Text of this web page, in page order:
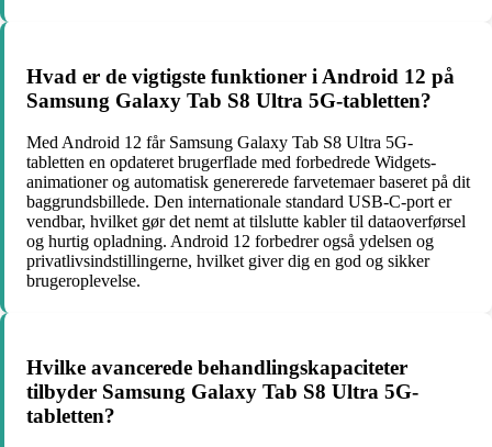
Hvad er de vigtigste funktioner i Android 12 på
Samsung Galaxy Tab S8 Ultra 5G-tabletten?
Med Android 12 får Samsung Galaxy Tab S8 Ultra 5G-
tabletten en opdateret brugerflade med forbedrede Widgets-
animationer og automatisk genererede farvetemaer baseret på dit
baggrundsbillede. Den internationale standard USB-C-port er
vendbar, hvilket gør det nemt at tilslutte kabler til dataoverførsel
og hurtig opladning. Android 12 forbedrer også ydelsen og
privatlivsindstillingerne, hvilket giver dig en god og sikker
brugeroplevelse.
Hvilke avancerede behandlingskapaciteter
tilbyder Samsung Galaxy Tab S8 Ultra 5G-
tabletten?